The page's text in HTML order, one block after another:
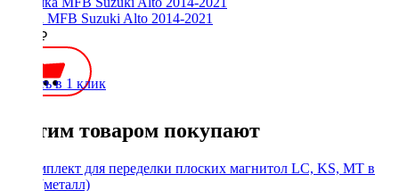
Рамка MFB Suzuki Alto 2014-2021
2000 ₽
Купить в 1 клик
С этим товаром покупают